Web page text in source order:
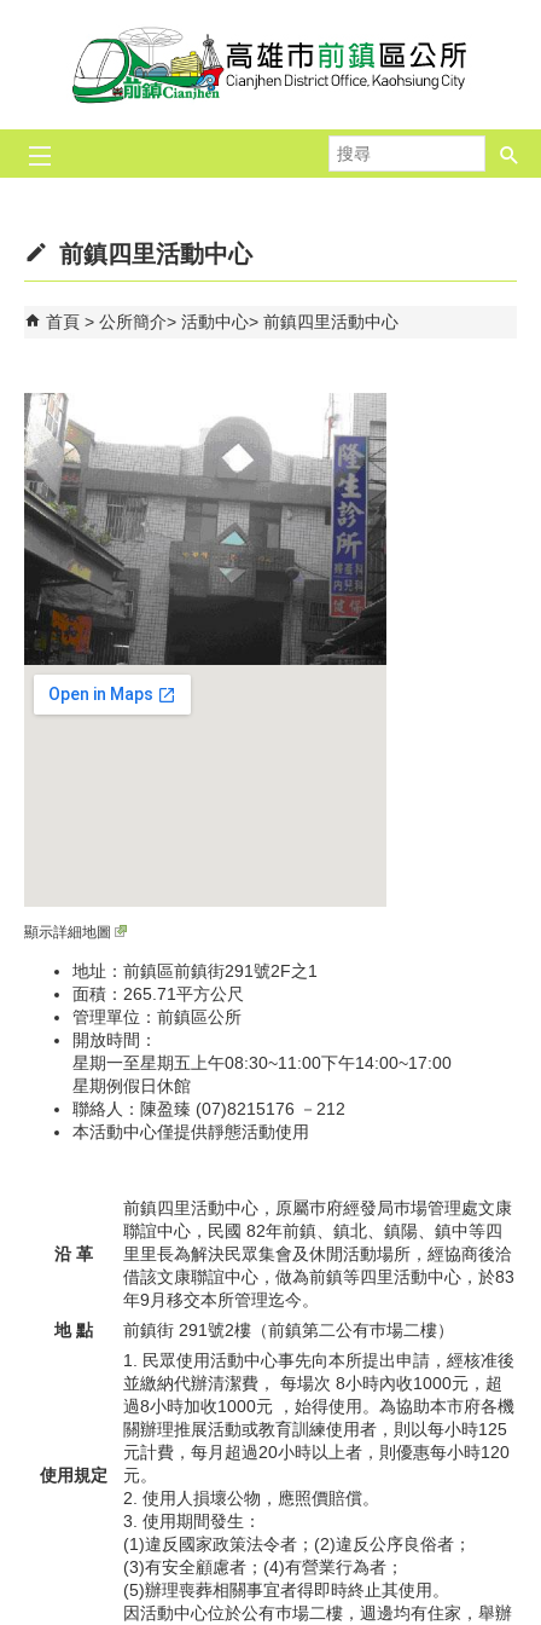
跳到主要內容區塊
尋
前鎮四里活動中心
首頁 公所簡介 活動中心 前鎮四里活動中心
顯示詳細地圖
地址：前鎮區前鎮街291號2F之1
面積：265.71平方公尺
管理單位：前鎮區公所
開放時間：
星期一至星期五上午08:30~11:00下午14:00~17:00
星期例假日休館
聯絡人：陳盈臻 (07)8215176 －212
本活動中心僅提供靜態活動使用
沿 革
前鎮四里活動中心，原屬巿府經發局巿場管理處文康
聯誼中心，民國 82年前鎮、鎮北、鎮陽、鎮中等四
里里長為解決民眾集會及休閒活動場所，經協商後洽
借該文康聯誼中心，做為前鎮等四里活動中心，於83
年9月移交本所管理迄今。
地 點
前鎮街 291號2樓（前鎮第二公有巿場二樓）
使用規定
1. 民眾使用活動中心事先向本所提出申請，經核准後
並繳納代辦清潔費， 每場次 8小時內收1000元，超
過8小時加收1000元 ，始得使用。為協助本市府各機
關辦理推展活動或教育訓練使用者，則以每小時125
元計費，每月超過20小時以上者，則優惠每小時120
元。
2. 使用人損壞公物，應照價賠償。
3. 使用期間發生：
(1)違反國家政策法令者；(2)違反公序良俗者；
(3)有安全顧慮者；(4)有營業行為者；
(5)辦理喪葬相關事宜者得即時終止其使用。
因活動中心位於公有巿場二樓，週邊均有住家，舉辦